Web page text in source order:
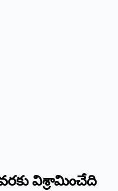
విశ్రామించేది